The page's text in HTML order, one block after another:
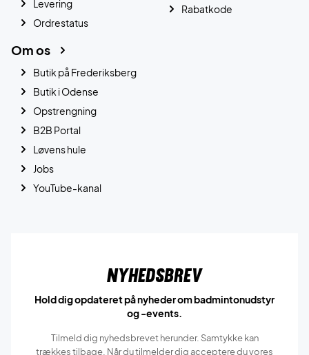
Levering
Ordrestatus
Rabatkode
Om os
Butik på Frederiksberg
Butik i Odense
Opstrengning
B2B Portal
Løvens hule
Jobs
YouTube-kanal
Nyhedsbrev
Hold dig opdateret på nyheder om badmintonudstyr
og -events.
Tilmeld dig nyhedsbrevet herunder. Samtykke kan
trækkes tilbage. Når du tilmelder dig acceptere du vores